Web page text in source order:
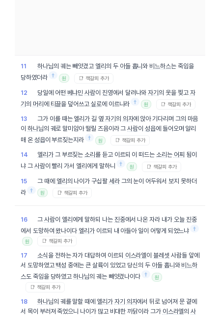
11 하나님의 궤는 빼앗겼고 엘리 의 두 아들 홉니와 비느하스는 죽임을
당하였더라 † 원 📑 책갈피 추가
12 당일에 어떤 베냐민 사람이 진영에서 달려나와자기의 옷을 찢고 자
기 의 머리 에 티끌을 덮어쓰고 실로에 이르니라 † 원 📑 책갈피 추가
13 그가 이를 때는 엘리가 길 옆 자기 의 의자에 앉아 기다리며 그의 마음
이 하나님의 궤로 말미암아 떨릴 즈음이라 그사람이성읍에 들어오며 알리
매 온 성읍이 부르짖는지라 † 원 📑 책갈피 추가
14 엘리가그 부르짖는소리를 듣고 이르되 이 떠드는소리 는 어찌 됨이
냐 그 사람이 빨리 가서 엘리 에게 말하니 † 원 📑 책갈피 추가
15 그 때에 엘리의 나이가 구십팔 세라그의 눈이 어두워서 보지 못하더
라 † 원 📑 책갈피 추가
16 그 사람이 엘리 에게 말하되 나는 진중에서 나온 자라 내가 오늘 진중
에서 도망하여 왔나이다 엘리가이르되 내 아들아 일이 어떻게 되었느냐 †
원 📑 책갈피 추가
17 소식을 전하는 자가 대답하여 이르되 이스라엘이블레셋 사람들 앞에
서 도망하였고 백성 중에는 큰 살륙이 있었고 당신의 두 아들 홉니 와 비느하
스도 죽임을 당하였고하나님의 궤는 빼앗겼나이다 † 원
📑 책갈피 추가
18 하나님의 궤를 말할 때에 엘리가 자기 의자에서 뒤로 넘어져 문 곁에
서 목이 부러져 죽었으니 나이가 많고 비대한 까닭이라 그가 이스라엘의사